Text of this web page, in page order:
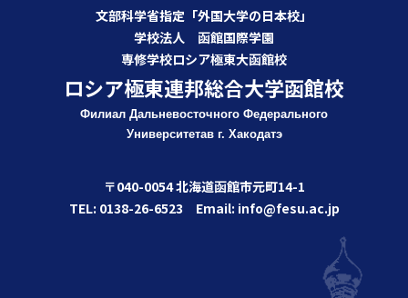
文部科学省指定「外国大学の日本校」
学校法人 函館国際学園
専修学校ロシア極東大函館校
ロシア極東連邦総合大学函館校
Филиал Дальневосточного Федерального
Университетав г. Хакодатэ
〒040-0054 北海道函館市元町14-1
TEL: 0138-26-6523 Email: info@fesu.ac.jp